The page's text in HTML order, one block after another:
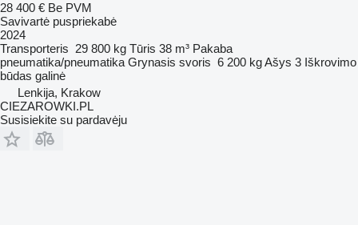
28 400 € Be PVM
Savivartė puspriekabė
2024
Transporteris 29 800 kg Tūris 38 m³ Pakaba
pneumatika/pneumatika Grynasis svoris 6 200 kgAšys 3 Iškrovimo
būdas galinė
Lenkija, Krakow
CIEZAROWKI.PL
Susisiekite su pardavėju